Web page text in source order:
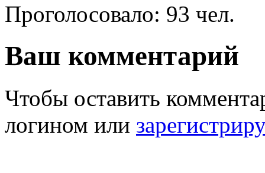
Проголосовало: 93 чел.
Ваш комментарий
Чтобы оставить
логином или